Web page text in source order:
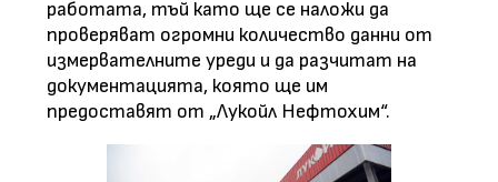
работата, тъй като ще се наложи да
проверяват огромни количество данни от
измервателните уреди и да разчитат на
документацията, която ще им
предоставят от „Лукойл Нефтохим“.